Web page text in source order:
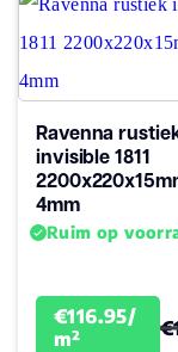
Ravenna
invisible 1811
4mm
Ruim op
€116.95/
m²